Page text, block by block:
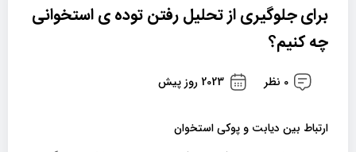
برای جلوگیری از تحلیل رفتن توده ی استخوانی
چه کنیم؟
0 نظر 2023 روز پیش
ارتباط بین دیابت و پوکی استخوان